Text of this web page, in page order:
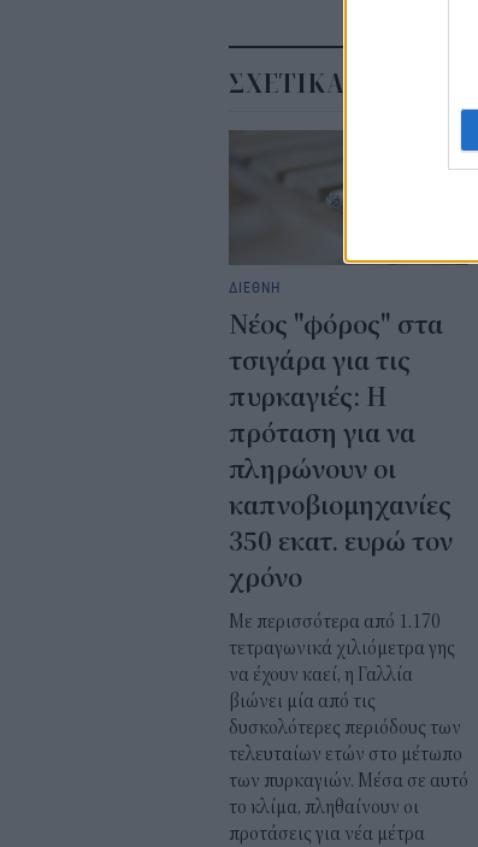
ΣΧΕΤΙΚΑ
ΔΙΕΘΝΗ
Νέος "φόρος" στα
τσιγάρα για τις
πυρκαγιές: Η
πρόταση για να
πληρώνουν οι
καπνοβιομηχανίες
350 εκατ. ευρώ τον
χρόνο
Με περισσότερα από 1.170
τετραγωνικά χιλιόμετρα γης
να έχουν καεί, η Γαλλία
βιώνει μία από τις
δυσκολότερες περιόδους των
τελευταίων ετών στο μέτωπο
των πυρκαγιών. Μέσα σε αυτό
το κλίμα, πληθαίνουν οι
προτάσεις για νέα μέτρα